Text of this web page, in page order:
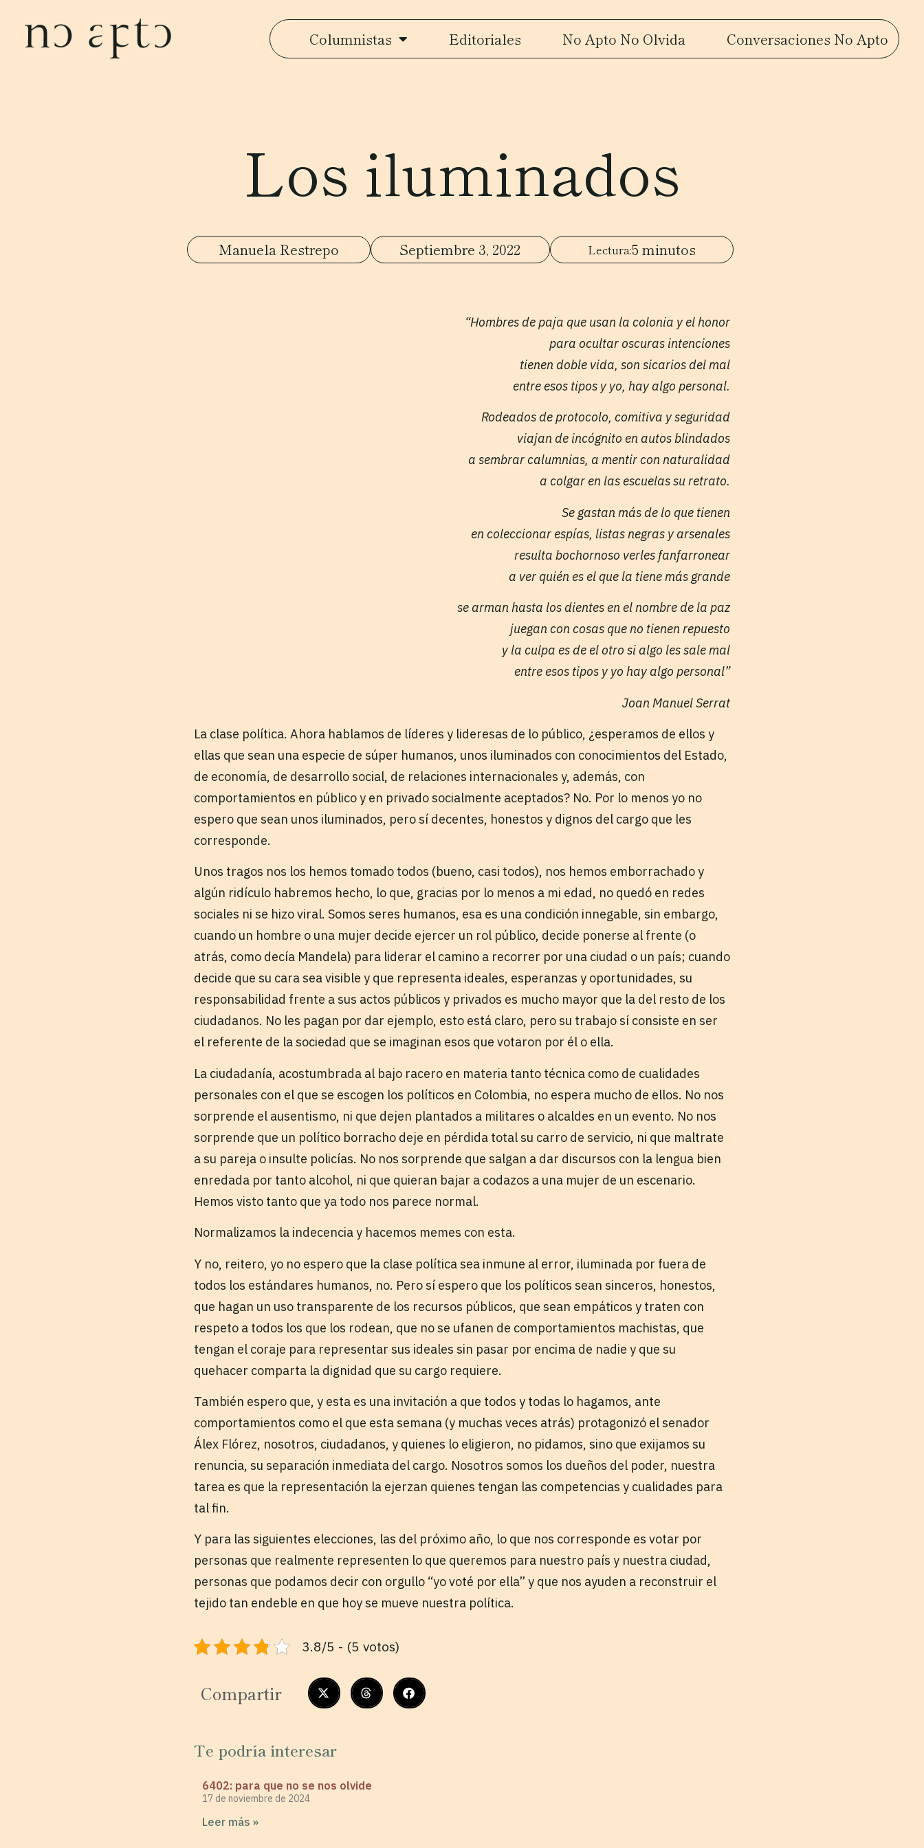
Columnistas Editoriales No Apto No Olvida Conversaciones No Apto
Los iluminados
Manuela Restrepo Septiembre 3, 2022 5 minutos
“Hombres de paja que usan la colonia y el honor
para ocultar oscuras intenciones
tienen doble vida, son sicarios del mal
entre esos tipos y yo, hay algo personal.
Rodeados de protocolo, comitiva y seguridad
viajan de incógnito en autos blindados
a sembrar calumnias, a mentir con naturalidad
a colgar en las escuelas su retrato.
Se gastan más de lo que tienen
en coleccionar espías, listas negras y arsenales
resulta bochornoso verles fanfarronear
a ver quién es el que la tiene más grande
se arman hasta los dientes en el nombre de la paz
juegan con cosas que no tienen repuesto
y la culpa es de el otro si algo les sale mal
entre esos tipos y yo hay algo personal”
Joan Manuel Serrat
La clase política. Ahora hablamos de líderes y lideresas de lo público, ¿esperamos de ellos y
ellas que sean una especie de súper humanos, unos iluminados con conocimientos del Estado,
de economía, de desarrollo social, de relaciones internacionales y, además, con
comportamientos en público y en privado socialmente aceptados? No. Por lo menos yo no
espero que sean unos iluminados, pero sí decentes, honestos y dignos del cargo que les
corresponde.
Unos tragos nos los hemos tomado todos (bueno, casi todos), nos hemos emborrachado y
algún ridículo habremos hecho, lo que, gracias por lo menos a mi edad, no quedó en redes
sociales ni se hizo viral. Somos seres humanos, esa es una condición innegable, sin embargo,
cuando un hombre o una mujer decide ejercer un rol público, decide ponerse al frente (o
atrás, como decía Mandela) para liderar el camino a recorrer por una ciudad o un país; cuando
decide que su cara sea visible y que representa ideales, esperanzas y oportunidades, su
responsabilidad frente a sus actos públicos y privados es mucho mayor que la del resto de los
ciudadanos. No les pagan por dar ejemplo, esto está claro, pero su trabajo sí consiste en ser
el referente de la sociedad que se imaginan esos que votaron por él o ella.
La ciudadanía, acostumbrada al bajo racero en materia tanto técnica como de cualidades
personales con el que se escogen los políticos en Colombia, no espera mucho de ellos. No nos
sorprende el ausentismo, ni que dejen plantados a militares o alcaldes en un evento. No nos
sorprende que un político borracho deje en pérdida total su carro de servicio, ni que maltrate
a su pareja o insulte policías. No nos sorprende que salgan a dar discursos con la lengua bien
enredada por tanto alcohol, ni que quieran bajar a codazos a una mujer de un escenario.
Hemos visto tanto que ya todo nos parece normal.
Normalizamos la indecencia y hacemos memes con esta.
Y no, reitero, yo no espero que la clase política sea inmune al error, iluminada por fuera de
todos los estándares humanos, no. Pero sí espero que los políticos sean sinceros, honestos,
que hagan un uso transparente de los recursos públicos, que sean empáticos y traten con
respeto a todos los que los rodean, que no se ufanen de comportamientos machistas, que
tengan el coraje para representar sus ideales sin pasar por encima de nadie y que su
quehacer comparta la dignidad que su cargo requiere.
También espero que, y esta es una invitación a que todos y todas lo hagamos, ante
comportamientos como el que esta semana (y muchas veces atrás) protagonizó el senador
Álex Flórez, nosotros, ciudadanos, y quienes lo eligieron, no pidamos, sino que exijamos su
renuncia, su separación inmediata del cargo. Nosotros somos los dueños del poder, nuestra
tarea es que la representación la ejerzan quienes tengan las competencias y cualidades para
tal fin.
Y para las siguientes elecciones, las del próximo año, lo que nos corresponde es votar por
personas que realmente representen lo que queremos para nuestro país y nuestra ciudad,
personas que podamos decir con orgullo “yo voté por ella” y que nos ayuden a reconstruir el
tejido tan endeble en que hoy se mueve nuestra política.
3.8/5 - (5 votos)
Compartir
Te podría interesar
6402: para que no se nos olvide
17 de noviembre de 2024
Leer más »